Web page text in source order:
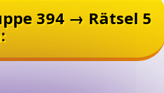
394 → Rätsel 5